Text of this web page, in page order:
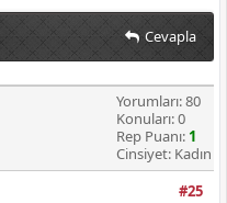
Cevapla
Yorumları: 80
Konuları: 0
Rep Puanı: 1
Cinsiyet: Kadın
#25